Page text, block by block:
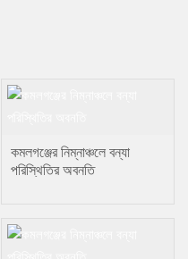
কমলগঞ্জের নিম্নাঞ্চলে বন্যা
পরিস্থিতির অবনতি